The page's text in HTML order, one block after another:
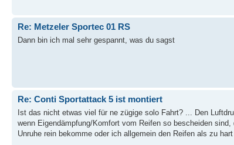
Re: Metzeler Sportec 01 RS
Dann bin ich mal sehr gespannt, was du sagst
Re: Conti Sportattack 5 ist montiert
Ist das nicht etwas viel für ne zügige solo Fahrt? ... Den
wenn Eigendämpfung/Komfort vom Reifen so bescheiden
Unruhe rein bekomme oder ich allgemein den Reifen als zu hart